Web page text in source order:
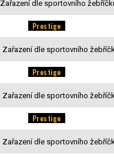
Zařazení dle sportovního
Prestige
Zařazení dle sportovního
Prestige
Zařazení dle sportovního
Prestige
Zařazení dle sportovního